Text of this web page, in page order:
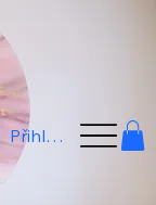
Přihlásit